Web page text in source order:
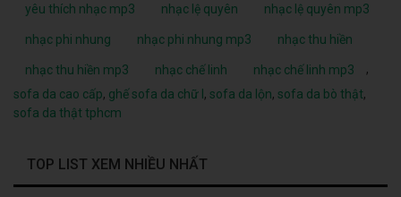
yêu thích nhạc mp3 nhạc lệ quyên nhạc lệ quyên mp3
nhạc phi nhung nhạc phi nhung mp3 nhạc thu hiền
nhạc thu hiền mp3 nhạc chế linh nhạc chế linh mp3
,
sofa da cao cấp, ghế sofa da chữ l , sofa da lộn, sofa da bò thật,
sofa da thật tphcm
TOP LIST XEM NHIỀU NHẤT